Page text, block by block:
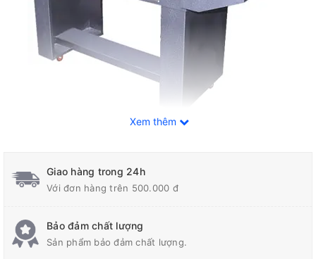
máy này có khả năng đóng gói sản phẩm hết sức dễ dàng
Thông số kỹ thuật máy cắt màng co
Xem thêm
Giao hàng trong 24h
Với đơn hàng trên 500.000 đ
Bảo đảm chất lượng
Sản phẩm bảo đảm chất lượng.